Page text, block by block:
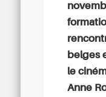
belges
le
Anne